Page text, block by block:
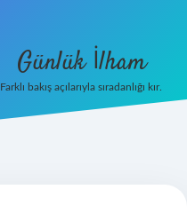
Günlük İlham
Farklı bakış açılarıyla sıradanlığı kır.